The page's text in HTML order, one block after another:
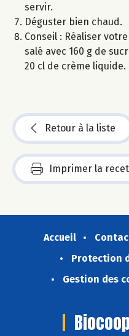
servir.
Déguster bien chaud.
Conseil : Réaliser
salé avec 160 g de
20 cl de crème liquide.
Retour à la liste
Imprimer la
Accueil
Protection
Gestion des